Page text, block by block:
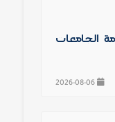
الجامعات
2026-08-06